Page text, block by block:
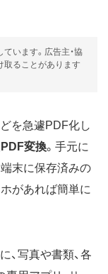
います。広告主・協
取ることがあります
を急遽PDF化し
変換。手元に
末に保存済みの
があれば簡単に
写真や書類、各